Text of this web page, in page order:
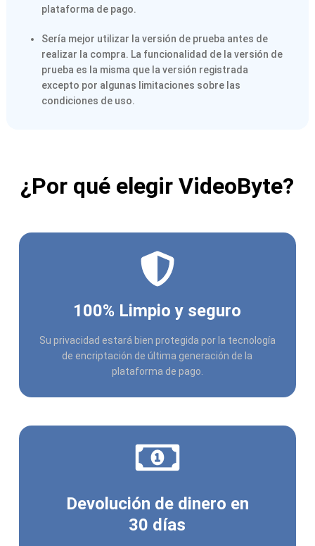
plataforma de pago.
Sería mejor utilizar la versión de prueba antes de
realizar la compra. La funcionalidad de la versión de
prueba es la misma que la versión registrada
excepto por algunas limitaciones sobre las
condiciones de uso.
¿Por qué elegir VideoByte?
100% Limpio y seguro
Su privacidad estará bien protegida por la tecnología
de encriptación de última generación de la
plataforma de pago.
Devolución de dinero en
30 días